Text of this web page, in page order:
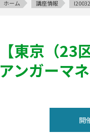
ホーム 講座情報
【東京（23
アンガーマ
開